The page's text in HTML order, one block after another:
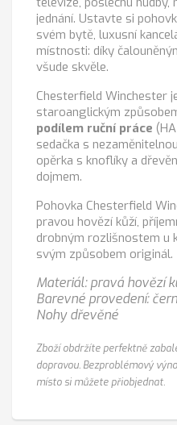
jednání. Ustavte si
svém bytě, luxusní
místnosti: díky
všude skvěle.
Chesterfield Winchester
staroanglickým
podílem ruční práce
sedačka s
opěrka s knoflíky a
dojmem.
Pohovka Chesterfield
pravou hovězí kůží,
drobným rozlišnostem u
svým způsobem originál.
Materiál: pravá hovězí
Barevné provedení:
Nohy dřevěné
Zboží obdržíte perfektně
dopravou. Bezproblémový
místo si můžete přiobjednat.